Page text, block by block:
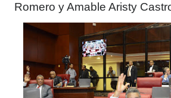
Romero y Amable Aristy